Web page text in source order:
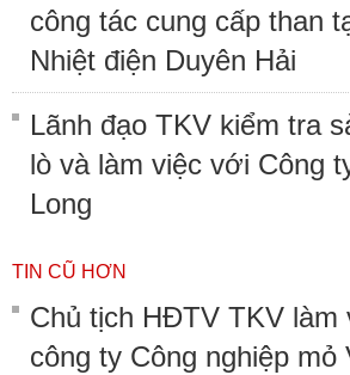
công tác cung cấp than
Nhiệt điện Duyên Hải
Lãnh đạo TKV kiểm tra
lò và làm việc với Công
Long
TIN CŨ HƠN
Chủ tịch HĐTV TKV làm
công ty Công nghiệp mỏ